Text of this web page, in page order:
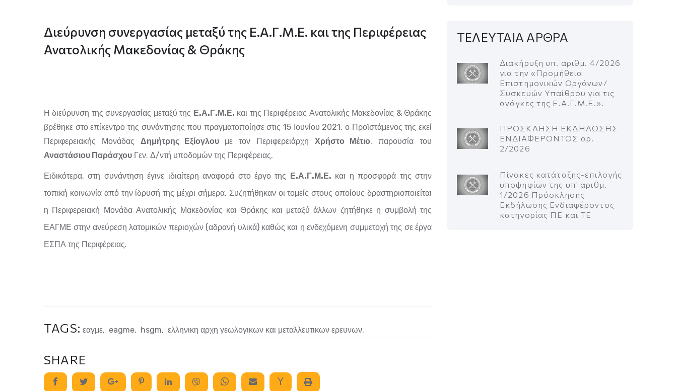
Διεύρυνση συνεργασίας μεταξύ της Ε.Α.Γ.Μ.Ε. και της Περιφέρειας
Ανατολικής Μακεδονίας & Θράκης
Η διεύρυνση της συνεργασίας μεταξύ της Ε.Α.Γ.Μ.Ε. και της Περιφέρειας Ανατολικής Μακεδονίας & Θράκης
βρέθηκε στο επίκεντρο της συνάντησης που πραγματοποίησε στις 15 Ιουνίου 2021, ο Προϊστάμενος της εκεί
Περιφερειακής Μονάδας Δημήτρης Εξίογλου με τον Περιφερειάρχη Χρήστο Μέτιο, παρουσία του
Αναστάσιου Παράσχου Γεν. Δ/ντή υποδομών της Περιφέρειας.
Ειδικότερα, στη συνάντηση έγινε ιδιαίτερη αναφορά στο έργο της Ε.Α.Γ.Μ.Ε. και η προσφορά της στην
τοπική κοινωνία από την ίδρυσή της μέχρι σήμερα. Συζητήθηκαν οι τομείς στους οποίους δραστηριοποιείται
η Περιφερειακή Μονάδα Ανατολικής Μακεδονίας και Θράκης και μεταξύ άλλων ζητήθηκε η συμβολή της
ΕΑΓΜΕ στην ανεύρεση λατομικών περιοχών (αδρανή υλικά) καθώς και η ενδεχόμενη συμμετοχή της σε έργα
ΕΣΠΑ της Περιφέρειας.
TAGS: εαγμε, eagme, hsgm, ελληνικη αρχη γεωλογικων και μεταλλευτικων ερευνων,
SHARE
ΤΕΛΕΥΤΑΙΑ ΑΡΘΡΑ
Διακήρυξη υπ. αριθμ. 4/2026
για την «Προμήθεια
Επιστημονικών Οργάνων/
Συσκευών Υπαίθρου για τις
ανάγκες της Ε.Α.Γ.Μ.Ε.».
ΠΡΟΣΚΛΗΣΗ ΕΚΔΗΛΩΣΗΣ
ΕΝΔΙΑΦΕΡΟΝΤΟΣ αρ.
2/2026
Πίνακες κατάταξης-επιλογής
υποψηφίων της υπ' αριθμ.
1/2026 Πρόσκλησης
Εκδήλωσης Ενδιαφέροντος
κατηγορίας ΠΕ και ΤΕ